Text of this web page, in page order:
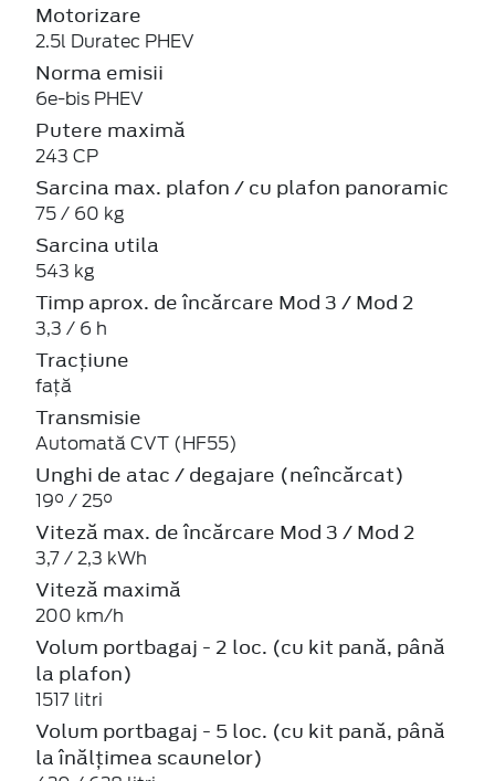
Motorizare
2.5l Duratec PHEV
Norma emisii
6e-bis PHEV
Putere maximă
243 CP
Sarcina max. plafon / cu plafon panoramic
75 / 60 kg
Sarcina utila
543 kg
Timp aprox. de încărcare Mod 3 / Mod 2
3,3 / 6 h
Tracțiune
față
Transmisie
Automată CVT (HF55)
Unghi de atac / degajare (neîncărcat)
19° / 25°
Viteză max. de încărcare Mod 3 / Mod 2
3,7 / 2,3 kWh
Viteză maximă
200 km/h
Volum portbagaj - 2 loc. (cu kit pană, până
la plafon)
1517 litri
Volum portbagaj - 5 loc. (cu kit pană, până
la înălțimea scaunelor)